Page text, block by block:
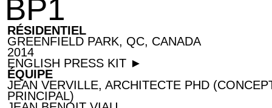
BP1
RÉSIDENTIEL
GREENFIELD PARK, QC, CANADA
2014
ENGLISH PRESS KIT ►
ÉQUIPE
JEAN VERVILLE, ARCHITECTE PHD
PRINCIPAL)